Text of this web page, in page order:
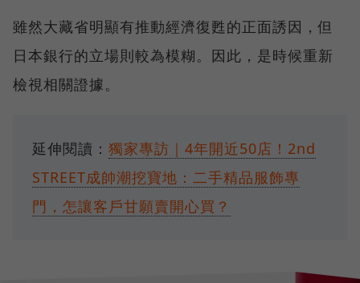
雖然大藏省明顯有推動經濟復甦的正面誘因，但
日本銀行的立場則較為模糊。因此，是時候重新
檢視相關證據。
延伸閱讀： 獨家專訪｜4年開近50店！2nd
STREET成帥潮挖寶地：二手精品服飾專
門，怎讓客戶甘願賣開心買？